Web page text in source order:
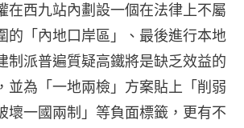
在西九站內劃設一個在法律上不屬
的「內地口岸區」、最後進行本地
制派普遍質疑高鐵將是缺乏效益的
並為「一地兩檢」方案貼上「削弱
壞一國兩制」等負面標籤，更有不